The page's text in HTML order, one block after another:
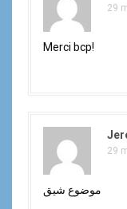
29
Merci bcp!
29
موضوع شيق